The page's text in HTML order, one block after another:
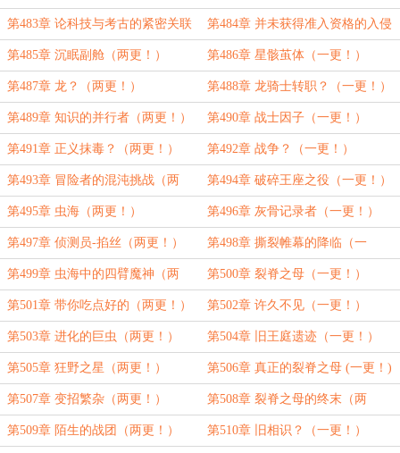
更！） (一更！)
第483章 论科技与考古的紧密关联
（两更！）
第484章 并未获得准入资格的入侵
者（一更！）
第485章 沉眠副舱（两更！） 第486章 星骸茧体（一更！）
第487章 龙？（两更！） 第488章 龙骑士转职？（一更！）
第489章 知识的并行者（两更！） 第490章 战士因子（一更！）
第491章 正义抹毒？（两更！） 第492章 战争？（一更！）
第493章 冒险者的混沌挑战（两
更！）
第494章 破碎王座之役（一更！）
第495章 虫海（两更！） 第496章 灰骨记录者（一更！）
第497章 侦测员-掐丝（两更！） 第498章 撕裂帷幕的降临（一
更！）
第499章 虫海中的四臂魔神（两
更！）
第500章 裂脊之母（一更！）
第501章 带你吃点好的（两更！） 第502章 许久不见（一更！）
第503章 进化的巨虫（两更！） 第504章 旧王庭遗迹（一更！）
第505章 狂野之星（两更！） 第506章 真正的裂脊之母 (一更！)
第507章 变招繁杂（两更！） 第508章 裂脊之母的终末（两
更！）
第509章 陌生的战团（两更！） 第510章 旧相识？（一更！）